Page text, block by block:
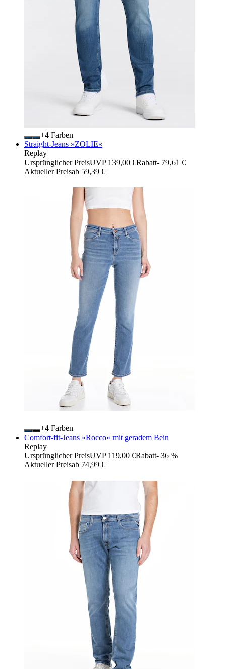
+
Farben
Straight-Jeans »ZOLIE«
Replay
Ursprünglicher PreisUVP 139,00 €Rabatt- 79,61 €
Aktueller Preisab 59,39 €
+
Farben
Comfort-fit-Jeans »Rocco« mit geradem Bein
Replay
Ursprünglicher PreisUVP 119,00 €Rabatt- 36 %
Aktueller Preisab 74,99 €